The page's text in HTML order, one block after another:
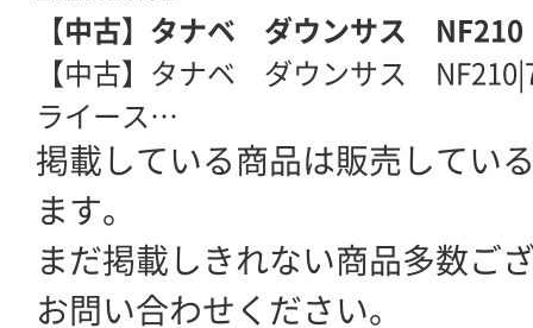
【中古】タナベ ダウンサス NF210
【中古】タナベ ダウンサス
ライース…
掲載している商品は販売してい
ます。
まだ掲載しきれない商品多数ご
お問い合わせください。